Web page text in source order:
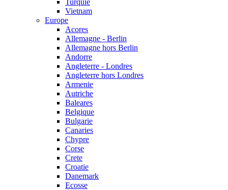
Turquie
Vietnam
Europe
Acores
Allemagne - Berlin
Allemagne hors Berlin
Andorre
Angleterre - Londres
Angleterre hors Londres
Armenie
Autriche
Baleares
Belgique
Bulgarie
Canaries
Chypre
Corse
Crete
Croatie
Danemark
Ecosse